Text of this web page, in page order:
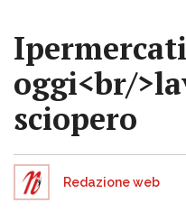
oggi<br/
sciopero
Redazione web